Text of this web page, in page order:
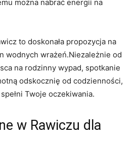
można nabrać energii na
to doskonała propozycja na
wodnych wrażeń.Niezależnie od
na rodzinny wypad, spotkanie
odskocznię od codzienności,
Twoje oczekiwania.
w Rawiczu dla